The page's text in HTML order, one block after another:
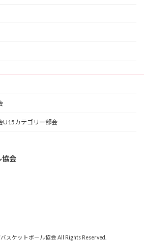
U15カテゴリー部会
協会
スケットボール協会 All Rights Reserved.